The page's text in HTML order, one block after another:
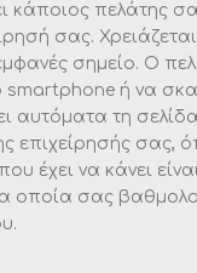
κάποιος πελάτης
σας.
σημείο. Ο
smartphone ή να
αυτόματα τη
επιχείρησής σας,
έχει να κάνει
οποία σας